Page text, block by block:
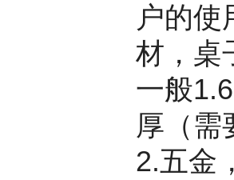
户的
材，桌
一般
厚（需
2.五金